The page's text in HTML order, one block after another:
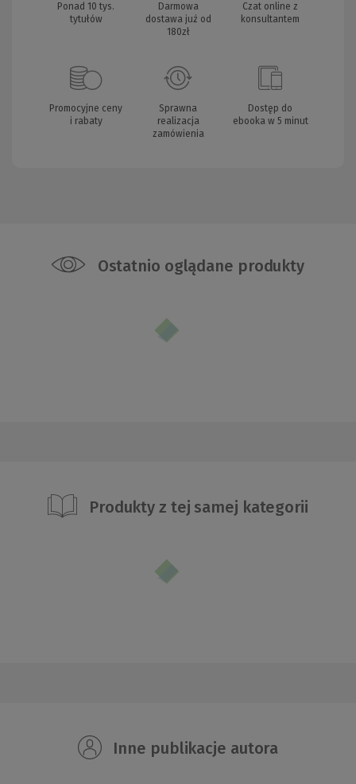
Ponad 10 tys.
tytułów
Darmowa
dostawa już od
180zł
Czat online z
konsultantem
Promocyjne ceny
i rabaty
Sprawna
realizacja
zamówienia
Dostęp do
ebooka w 5 minut
Ostatnio oglądane produkty
Produkty z tej samej kategorii
Inne publikacje autora